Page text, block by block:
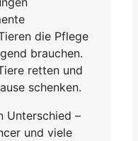
die Pflege
brauchen.
retten und
schenken.
Unterschied –
und viele